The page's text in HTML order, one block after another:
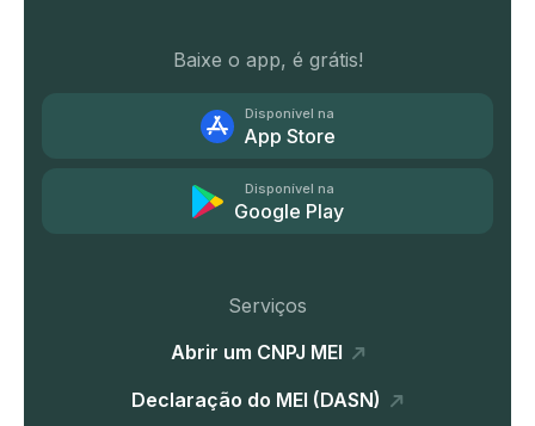
Baixe o app, é grátis!
Disponível na
App Store
Disponível na
Google Play
Serviços
Abrir um CNPJ MEI
Declaração do MEI (DASN)